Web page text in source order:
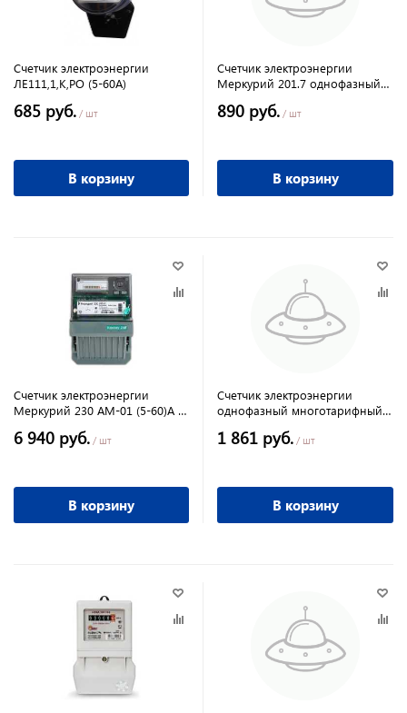
Счетчик электроэнергии
ЛЕ111,1,К,РО (5-60А)
685 руб. / шт
В корзину
Счетчик электроэнергии
Меркурий 201.7 однофазный
уст.на рейку
890 руб. / шт
В корзину
Счетчик электроэнергии
Меркурий 230 АМ-01 (5-60)А 3-
6 940 руб. / шт
В корзину
Счетчик электроэнергии
однофазный многотарифный
ЖК 18643
1 861 руб. / шт
В корзину